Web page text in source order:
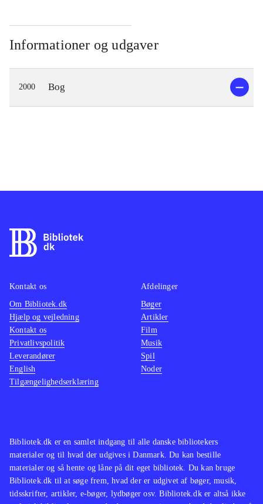
Informationer og udgaver
2000 Bog
Bibliotek.dk er en samlet indgang til alle danske bibliotekers
materialer og til hvad der udgives i Danmark. Du kan bestille
materialer og så hente og låne på dit eget bibliotek. Du kan bruge
Bibliotek.dk til at søge frem, hvad der er udgivet af bøger, musik,
tidsskrifter, artikler, e-bøger, lydbøger osv. Bibliotek.dk er altså ikke
Kontakt os
Om Bibliotek.dk
Hjælp og vejledning
Kontakt os
Privatlivspolitik
Leverandører
English
Tilgængelighedserklæring
Afdelinger
Bøger
Artikler
Film
Musik
Spil
Noder